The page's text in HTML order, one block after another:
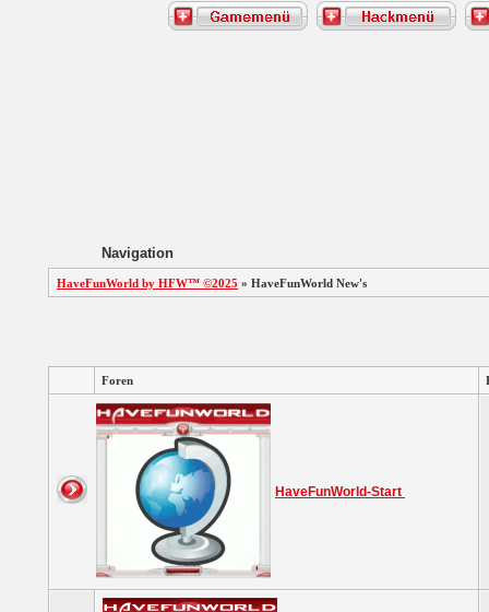
Navigation
HaveFunWorld by HFW™ ©2025 » HaveFunWorld New's
Foren
HaveFunWorld-Start